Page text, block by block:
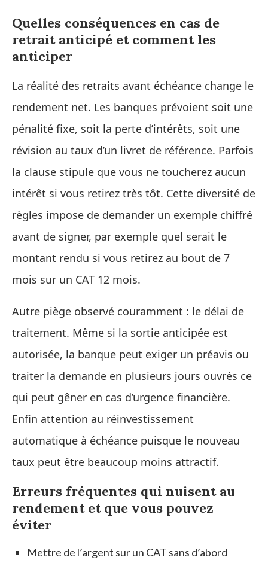
Quelles conséquences en cas de
retrait anticipé et comment les
anticiper
La réalité des retraits avant échéance change le
rendement net. Les banques prévoient soit une
pénalité fixe, soit la perte d’intérêts, soit une
révision au taux d’un livret de référence. Parfois
la clause stipule que vous ne toucherez aucun
intérêt si vous retirez très tôt. Cette diversité de
règles impose de demander un exemple chiffré
avant de signer, par exemple quel serait le
montant rendu si vous retirez au bout de 7
mois sur un CAT 12 mois.
Autre piège observé couramment : le délai de
traitement. Même si la sortie anticipée est
autorisée, la banque peut exiger un préavis ou
traiter la demande en plusieurs jours ouvrés ce
qui peut gêner en cas d’urgence financière.
Enfin attention au réinvestissement
automatique à échéance puisque le nouveau
taux peut être beaucoup moins attractif.
Erreurs fréquentes qui nuisent au
rendement et que vous pouvez
éviter
Mettre de l’argent sur un CAT sans d’abord